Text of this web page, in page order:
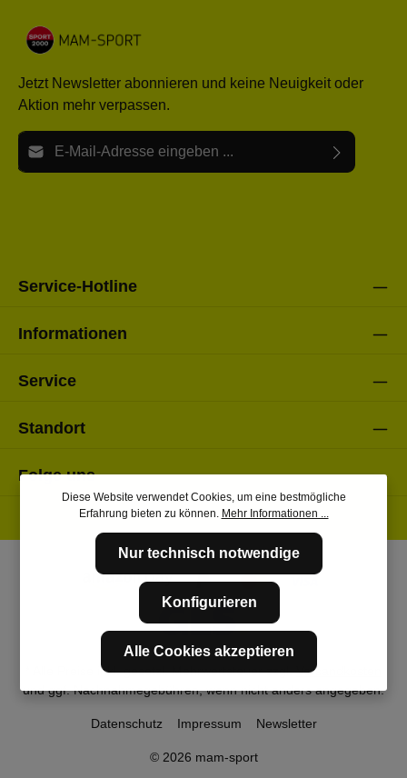
Jetzt Newsletter abonnieren und keine Neuigkeit oder
Aktion mehr verpassen.
E-Mail-Adresse*
Service-Hotline
Informationen
Service
Standort
Folge uns
* Alle Preise inkl. gesetzl. Mehrwertsteuer zzgl.Versandkosten
und ggf. Nachnahmegebühren, wenn nicht anders angegeben.
© 2026 mam-sport
Datenschutz Impressum Newsletter
Diese Website verwendet Cookies, um eine bestmögliche
Erfahrung bieten zu können. Mehr Informationen ...
Nur technisch notwendige
Konfigurieren
Alle Cookies akzeptieren